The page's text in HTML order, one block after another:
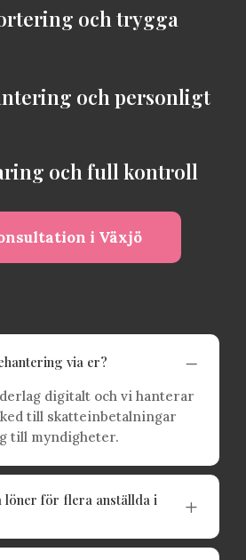
och trygga
och personligt
och full kontroll
i Växjö
via er? K
digitalt och vi hanterar
till skatteinbetalningar
till myndigheter.
löner för flera anställda i L